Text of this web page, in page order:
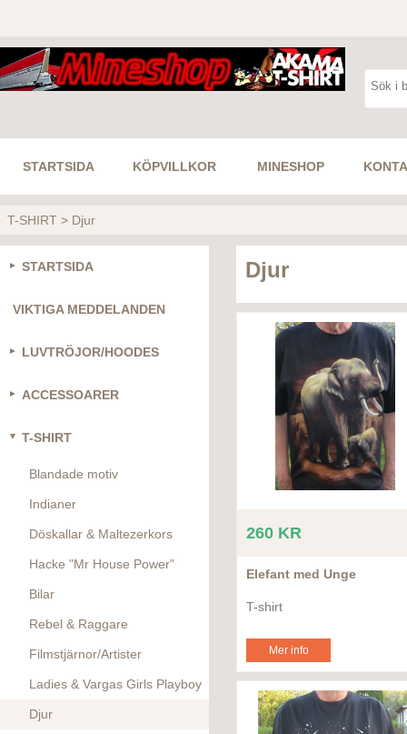
STARTSIDA KÖPVILLKOR MINESHOP
T-SHIRT > Djur
STARTSIDA
VIKTIGA MEDDELANDEN
LUVTRÖJOR/HOODES
ACCESSOARER
T-SHIRT
Blandade motiv
Indianer
Döskallar & Maltezerkors
Hacke "Mr House Power"
Bilar
Rebel & Raggare
Filmstjärnor/Artister
Ladies & Vargas Girls Playboy
Djur
Djur
260 KR
Elefant med Unge
T-shirt
Mer info